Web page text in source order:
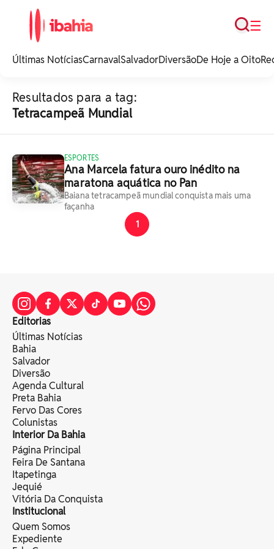
noticias e
☰
Busca
Últimas NotíciasCarnavalSalvadorDiversãoDe Hoje a Oito
Resultados para a tag:
Tetracampeã Mundial
ESPORTES
Ana Marcela fatura ouro inédito na
maratona aquática no Pan
Baiana tetracampeã mundial conquista mais uma
façanha
1
Editorias
Últimas Notícias
Bahia
Salvador
Diversão
Agenda Cultural
Preta Bahia
Fervo Das Cores
Colunistas
Interior Da Bahia
Página Principal
Feira De Santana
Itapetinga
Jequié
Vitória Da Conquista
Institucional
Quem Somos
Expediente